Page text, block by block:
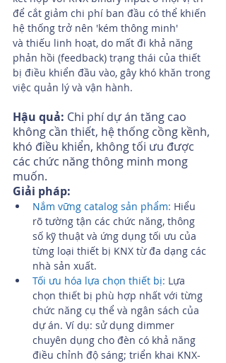
để cắt giảm chi phí ban đầu có thể khiến
hệ thống trở nên 'kém thông minh'
và thiếu linh hoạt, do mất đi khả năng
phản hồi (feedback) trạng thái của thiết
bị điều khiển đầu vào, gây khó khăn trong
việc quản lý và vận hành.
Hậu quả: Chi phí dự án tăng cao
không cần thiết, hệ thống cồng kềnh,
khó điều khiển, không tối ưu được
các chức năng thông minh mong
muốn.
Giải pháp:
Nắm vững catalog sản phẩm: Hiểu
rõ tường tận các chức năng, thông
số kỹ thuật và ứng dụng tối ưu của
từng loại thiết bị KNX từ đa dạng các
nhà sản xuất.
Tối ưu hóa lựa chọn thiết bị: Lựa
chọn thiết bị phù hợp nhất với từng
chức năng cụ thể và ngân sách của
dự án. Ví dụ: sử dụng dimmer
chuyên dụng cho đèn có khả năng
điều chỉnh độ sáng; triển khai KNX-